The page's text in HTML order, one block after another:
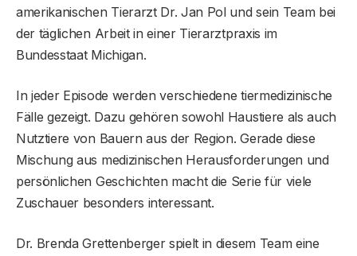
amerikanischen Tierarzt Dr. Jan Pol und sein Team bei
der täglichen Arbeit in einer Tierarztpraxis im
Bundesstaat Michigan.
In jeder Episode werden verschiedene tiermedizinische
Fälle gezeigt. Dazu gehören sowohl Haustiere als auch
Nutztiere von Bauern aus der Region. Gerade diese
Mischung aus medizinischen Herausforderungen und
persönlichen Geschichten macht die Serie für viele
Zuschauer besonders interessant.
Dr. Brenda Grettenberger spielt in diesem Team eine